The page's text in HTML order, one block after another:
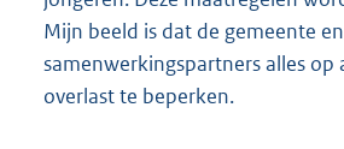
Mijn beeld is dat de gemeente
samenwerkingspartners alles op
overlast te beperken.